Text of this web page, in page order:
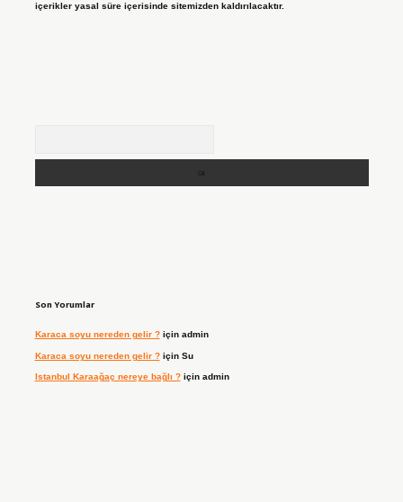
içerikler yasal süre içerisinde sitemizden kaldırılacaktır.
Son Yorumlar
Karaca soyu nereden gelir ?için admin
Karaca soyu nereden gelir ?için Su
Istanbul Karaağaç nereye bağlı ?için admin